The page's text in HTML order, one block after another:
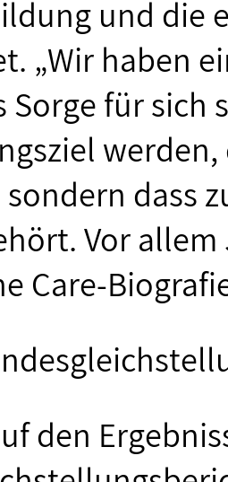
und die
„Wir haben
Sorge für sich
dass
Vor
Care-
den